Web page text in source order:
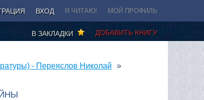
ВХОД Я ЧИТАЮ! МОЙ ПРОФИЛЬ
ДОБАВИТЬ КНИГУ
В ЗАКЛАДКИ
- Переяслов Николай